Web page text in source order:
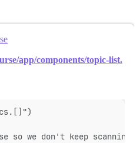
app/components/topic-list.
so we don't keep scanning